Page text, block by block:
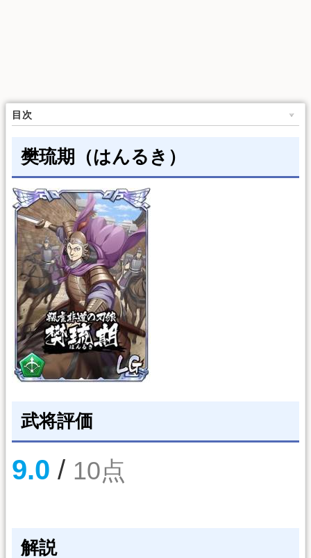
目次
樊琉期（はんるき）
武将評価
9.0 / 10点
解説